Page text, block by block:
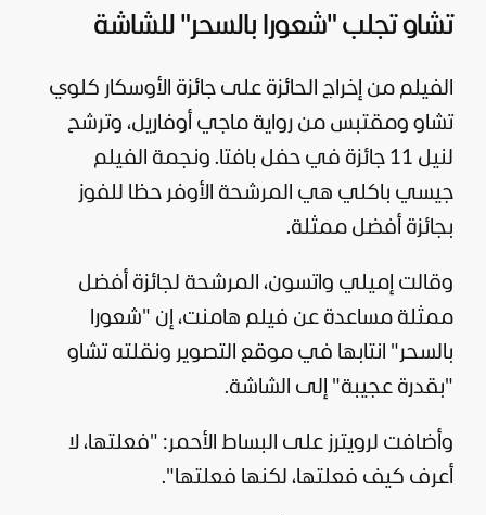
تشاو تجلب "شعورا بالسحر" للشاشة
الفيلم من إخراج الحائزة على جائزة الأوسكار كلوي
تشاو ومقتبس من رواية ماجي أوفاريل، وترشح
لنيل 11 جائزة في حفل بافتا. ونجمة الفيلم
جيسي باكلي هي المرشحة الأوفر حظا للفوز
بجائزة أفضل ممثلة.
وقالت إميلي واتسون، المرشحة لجائزة أفضل
ممثلة مساعدة عن فيلم هامنت، إن "شعورا
بالسحر" انتابها في موقع التصوير ونقلته تشاو
"بقدرة عجيبة" إلى الشاشة.
وأضافت لرويترز على البساط الأحمر: "فعلتها، لا
أعرف كيف فعلتها، لكنها فعلتها".